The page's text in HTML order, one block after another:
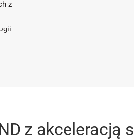
z
z akceleracją